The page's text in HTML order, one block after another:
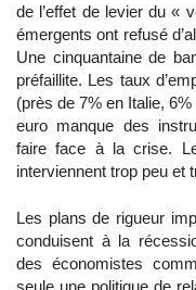
de l’effet de levier du «
émergents ont refusé
Une cinquantaine de
préfaillite. Les taux
(près de 7% en Italie,
euro manque des
faire face à la crise.
interviennent trop peu et
Les plans de rigueur
conduisent à la
des économistes
seule une politique de